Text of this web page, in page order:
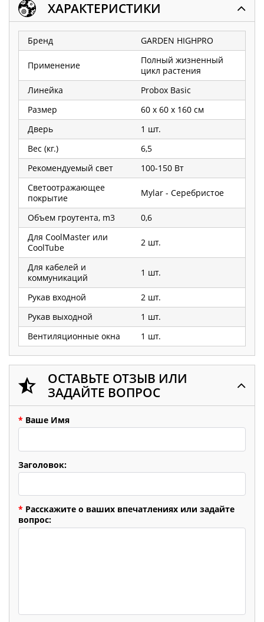
ХАРАКТЕРИСТИКИ
Бренд GARDEN HIGHPRO
Применение
Полный жизненный
цикл растения
Линейка
Probox Basic
Размер
60 x 60 x 160 см
Дверь
1 шт.
Вес (кг.)
6,5
Рекомендуемый свет
100-150 Вт
Светоотражающее
покрытие
Mylar - Серебристое
Объем гроутента, m3
0,6
Для CoolMaster или
CoolTube
2 шт.
Для кабелей и
коммуникаций
1 шт.
Рукав входной
2 шт.
Рукав выходной
1 шт.
Вентиляционные окна
1 шт.
ОСТАВЬТЕ ОТЗЫВ ИЛИ
ЗАДАЙТЕ ВОПРОС
* Ваше Имя
Заголовок:
* Расскажите о ваших впечатлениях или задайте
вопрос: